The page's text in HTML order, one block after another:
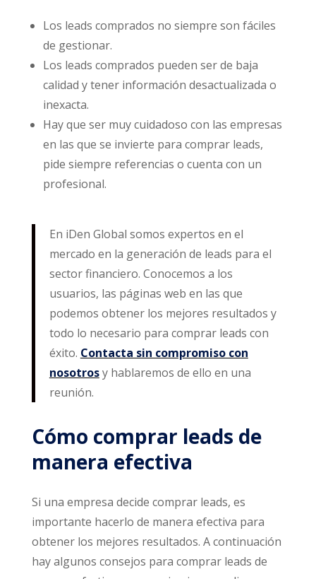
Los leads comprados no siempre son fáciles
de gestionar.
Los leads comprados pueden ser de baja
calidad y tener información desactualizada o
inexacta.
Hay que ser muy cuidadoso con las empresas
en las que se invierte para comprar leads,
pide siempre referencias o cuenta con un
profesional.
En iDen Global somos expertos en el
mercado en la generación de leads para el
sector financiero. Conocemos a los
usuarios, las páginas web en las que
podemos obtener los mejores resultados y
todo lo necesario para comprar leads con
éxito. Contacta sin compromiso con
nosotrosy hablaremos de ello en una
reunión.
Cómo comprar leads de
manera efectiva
Si una empresa decide comprar leads, es
importante hacerlo de manera efectiva para
obtener los mejores resultados. A continuación
hay algunos consejos para comprar leads de